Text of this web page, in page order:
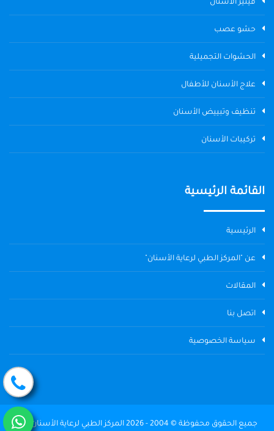
ڤينير الأسنان
حشو عصب
الحشوات التجميلية
علاج الأسنان للأطفال
تنظيف وتبييض الأسنان
تركيبات الأسنان
القائمة الرئيسية
الرئيسية
عن "المركز الطبي لرعاية الأسنان"
المقالات
اتصل بنا
سياسة الخصوصية
جميع الحقوق محفوظة © 2004 - 2026 المركز الطبي لرعاية الأسنان The